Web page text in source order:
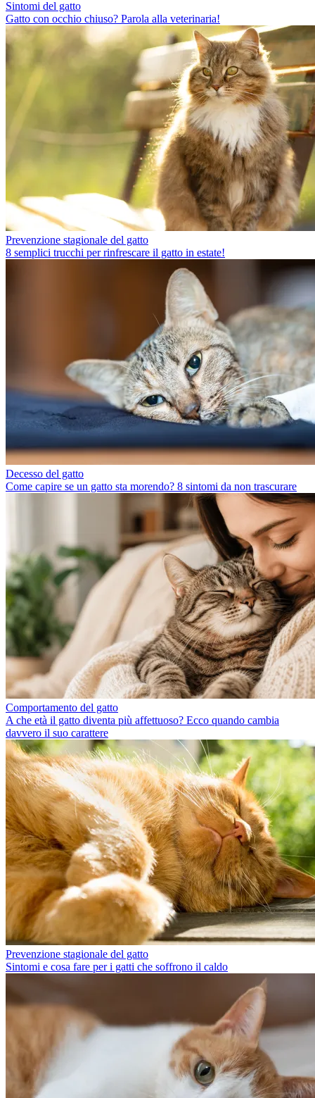
Sintomi del gatto
Gatto con occhio chiuso? Parola alla veterinaria!
Prevenzione stagionale del gatto
8 semplici trucchi per rinfrescare il gatto in estate!
Decesso del gatto
Come capire se un gatto sta morendo? 8 sintomi da non trascurare
Comportamento del gatto
A che età il gatto diventa più affettuoso? Ecco quando cambia
davvero il suo carattere
Prevenzione stagionale del gatto
Sintomi e cosa fare per i gatti che soffrono il caldo